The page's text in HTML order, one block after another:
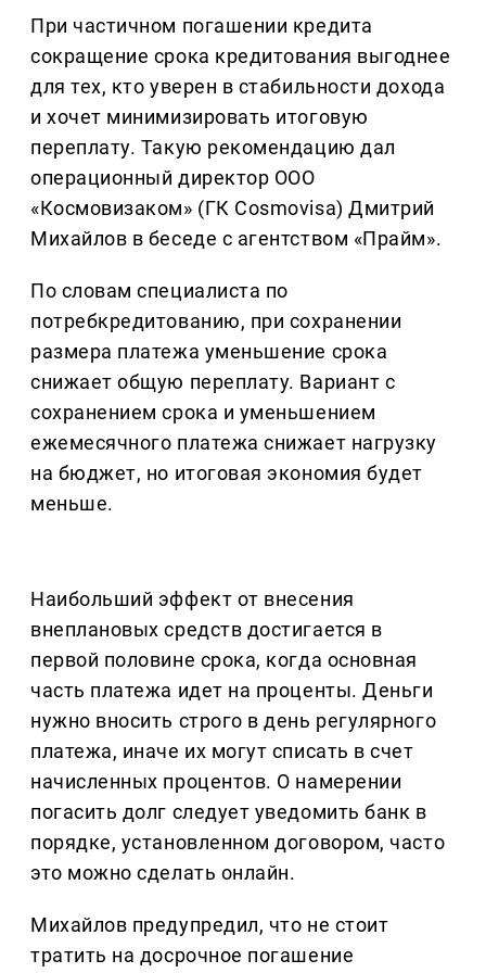
При частичном погашении кредита
сокращение срока кредитования выгоднее
для тех, кто уверен в стабильности дохода
и хочет минимизировать итоговую
переплату. Такую рекомендацию дал
операционный директор ООО
«Космовизаком» (ГК Cosmovisa) Дмитрий
Михайлов в беседе с агентством «Прайм».
По словам специалиста по
потребкредитованию, при сохранении
размера платежа уменьшение срока
снижает общую переплату. Вариант с
сохранением срока и уменьшением
ежемесячного платежа снижает нагрузку
на бюджет, но итоговая экономия будет
меньше.
Наибольший эффект от внесения
внеплановых средств достигается в
первой половине срока, когда основная
часть платежа идет на проценты. Деньги
нужно вносить строго в день регулярного
платежа, иначе их могут списать в счет
начисленных процентов. О намерении
погасить долг следует уведомить банк в
порядке, установленном договором, часто
это можно сделать онлайн.
Михайлов предупредил, что не стоит
тратить на досрочное погашение